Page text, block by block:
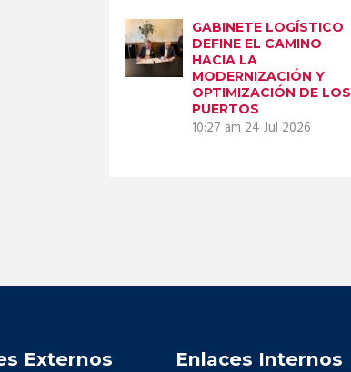
GABINETE LOGÍSTICO
DEFINE EL CAMINO
HACIA LA
MODERNIZACIÓN Y
OPTIMIZACIÓN DE LOS
PUERTOS
10:27 am 24 Jul 2026
Externos Enlaces Internos